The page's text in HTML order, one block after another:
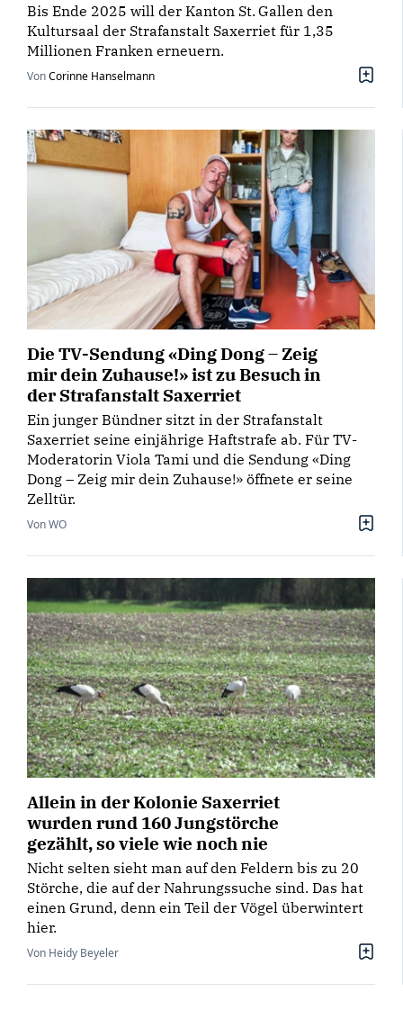
Bis Ende 2025 will der Kanton St. Gallen den
Kultursaal der Strafanstalt Saxerriet für 1,35
Millionen Franken erneuern.
VonCorinne Hanselmann
Die TV-Sendung «Ding Dong – Zeig
mir dein Zuhause!» ist zu Besuch in
der Strafanstalt Saxerriet
Ein junger Bündner sitzt in der Strafanstalt
Saxerriet seine einjährige Haftstrafe ab. Für TV-
Moderatorin Viola Tami und die Sendung «Ding
Dong – Zeig mir dein Zuhause!» öffnete er seine
Zelltür.
Von WO
Allein in der Kolonie Saxerriet
wurden rund 160 Jungstörche
gezählt, so viele wie noch nie
Nicht selten sieht man auf den Feldern bis zu 20
Störche, die auf der Nahrungssuche sind. Das hat
einen Grund, denn ein Teil der Vögel überwintert
hier.
Von Heidy Beyeler